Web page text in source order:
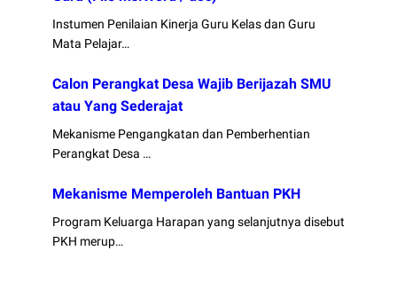
Instumen Penilaian Kinerja Guru Kelas dan Guru
Mata Pelajar…
Calon Perangkat Desa Wajib Berijazah SMU
atau Yang Sederajat
Mekanisme Pengangkatan dan Pemberhentian
Perangkat Desa …
Mekanisme Memperoleh Bantuan PKH
Program Keluarga Harapan yang selanjutnya disebut
PKH merup…